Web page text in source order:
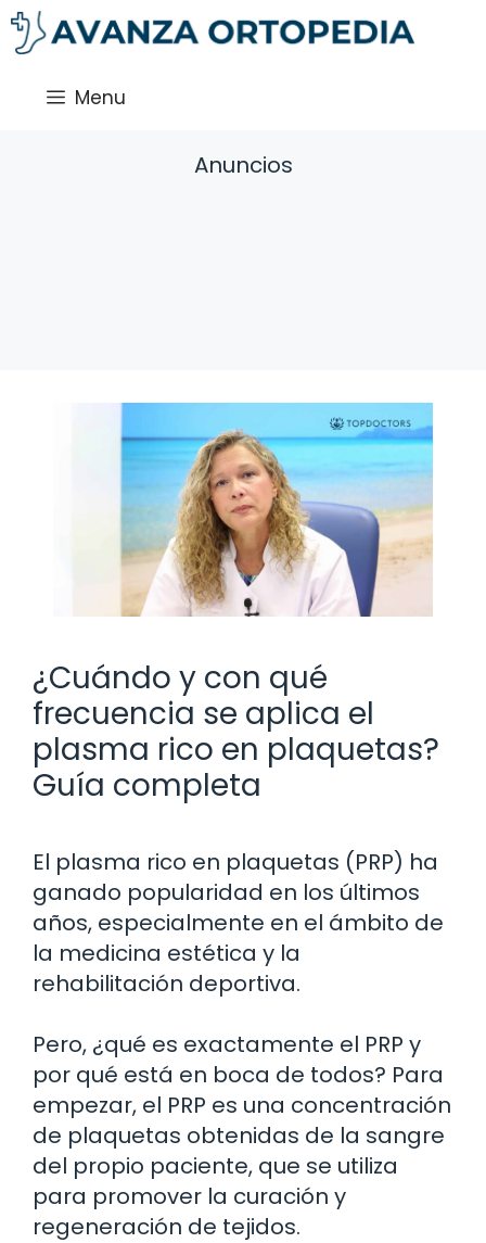
Saltar
al
Menu
Anuncios
¿Cuándo y con qué
frecuencia se aplica el
plasma rico en plaquetas?
Guía completa
El plasma rico en plaquetas (PRP) ha
ganado popularidad en los últimos
años, especialmente en el ámbito de
la medicina estética y la
rehabilitación deportiva.
Pero, ¿qué es exactamente el PRP y
por qué está en boca de todos? Para
empezar, el PRP es una concentración
de plaquetas obtenidas de la sangre
del propio paciente, que se utiliza
para promover la curación y
regeneración de tejidos.